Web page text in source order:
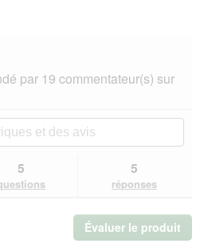
action par 19 commentateur(s) sur
5 5
réponses
Évaluer le produit